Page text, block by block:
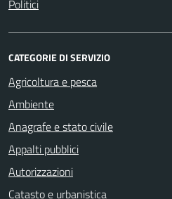
Politici
CATEGORIE DI SERVIZIO
Agricoltura e pesca
Ambiente
Anagrafe e stato civile
Appalti pubblici
Autorizzazioni
Catasto e urbanistica